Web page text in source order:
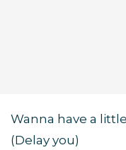
Wanna have a
(Delay you)